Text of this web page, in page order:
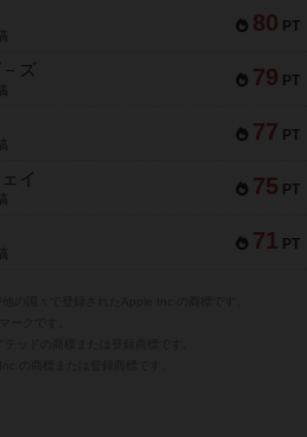
80 PT
79 PT
ズ
77 PT
75 PT
イ
71 PT